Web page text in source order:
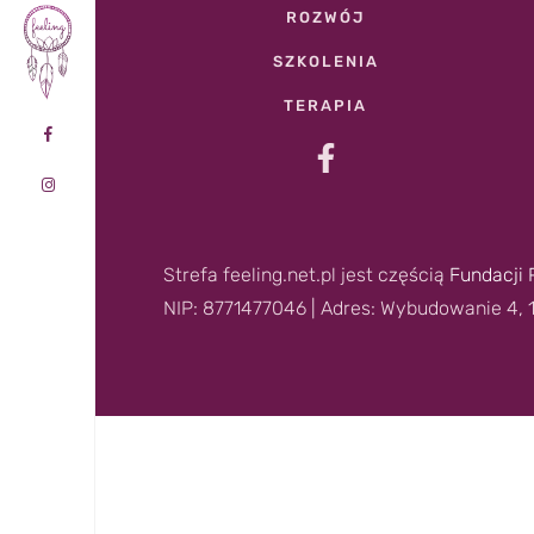
ROZWÓJ
SZKOLENIA
TERAPIA
Strefa feeling.net.pl jest częścią Fundacji
NIP: 8771477046 | Adres: Wybudowanie 4,